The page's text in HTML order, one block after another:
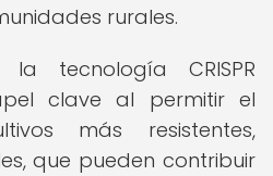
rurales.
tecnología CRISPR
clave al permitir el
más resistentes,
que pueden contribuir